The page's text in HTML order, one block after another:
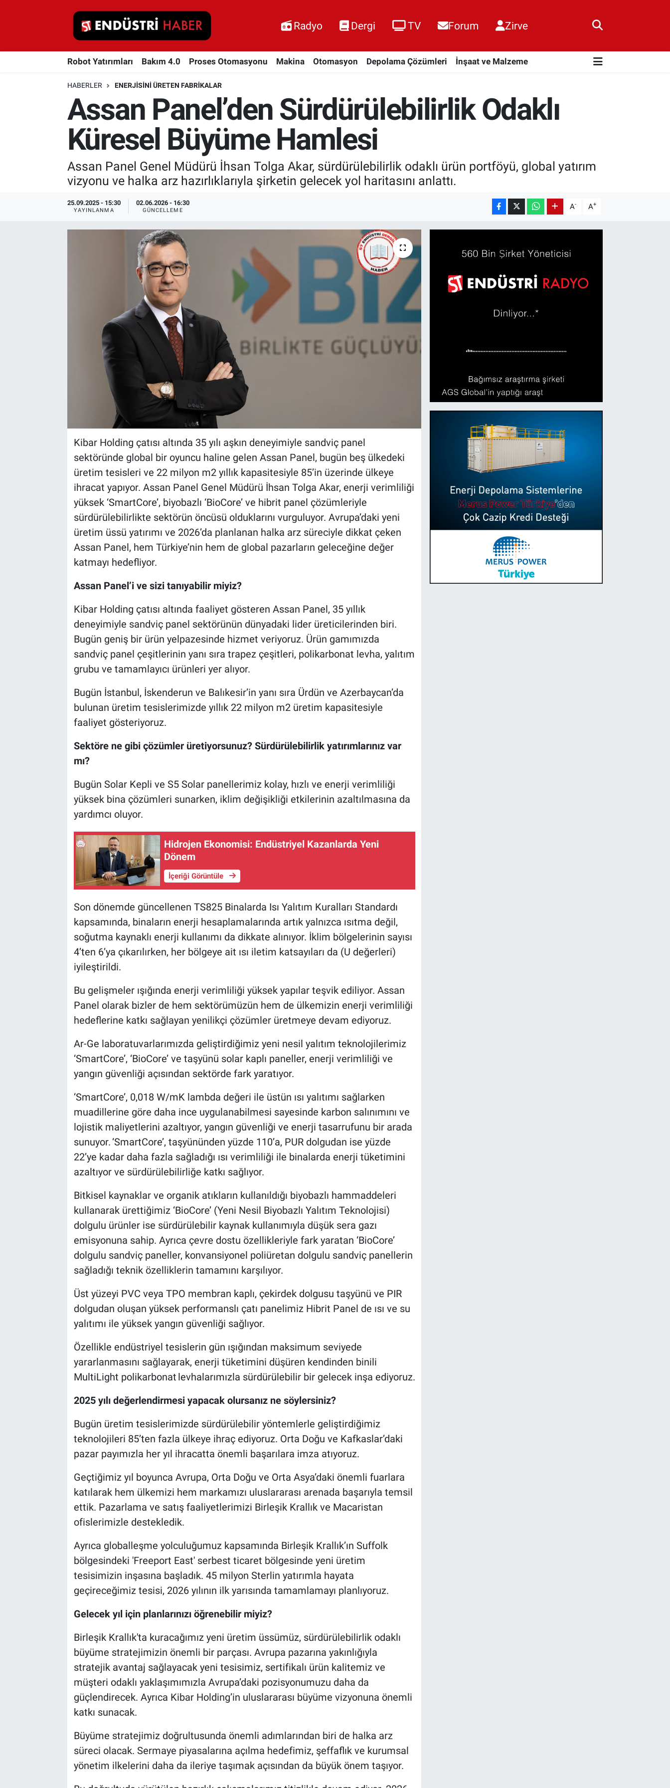
Radyo Dergi TV Forum Zirve
Robot Yatırımları Bakım 4.0 Proses Otomasyonu Makina Otomasyon Depolama Çözümleri İnşaat ve Malzeme
HABERLER ENERJISINI ÜRETEN FABRIKALAR
Assan Panel’den Sürdürülebilirlik Odaklı
Küresel Büyüme Hamlesi
Assan Panel Genel Müdürü İhsan Tolga Akar, sürdürülebilirlik odaklı ürün portföyü, global yatırım
vizyonu ve halka arz hazırlıklarıyla şirketin gelecek yol haritasını anlattı.
25.09.2025 - 15:30
YAYINLANMA
02.06.2026 - 16:30
GÜNCELLEME A- A+
Kibar Holding çatısı altında 35 yılı aşkın deneyimiyle sandviç panel
sektöründe global bir oyuncu haline gelen Assan Panel, bugün beş ülkedeki
üretim tesisleri ve 22 milyon m2 yıllık kapasitesiyle 85’in üzerinde ülkeye
ihracat yapıyor. Assan Panel Genel Müdürü İhsan Tolga Akar, enerji verimliliği
yüksek ‘SmartCore’, biyobazlı ‘BioCore’ ve hibrit panel çözümleriyle
sürdürülebilirlikte sektörün öncüsü olduklarını vurguluyor. Avrupa’daki yeni
üretim üssü yatırımı ve 2026’da planlanan halka arz süreciyle dikkat çeken
Assan Panel, hem Türkiye’nin hem de global pazarların geleceğine değer
katmayı hedefliyor.
Assan Panel’i ve sizi tanıyabilir miyiz?
Kibar Holding çatısı altında faaliyet gösteren Assan Panel, 35 yıllık
deneyimiyle sandviç panel sektörünün dünyadaki lider üreticilerinden biri.
Bugün geniş bir ürün yelpazesinde hizmet veriyoruz. Ürün gamımızda
sandviç panel çeşitlerinin yanı sıra trapez çeşitleri, polikarbonat levha, yalıtım
grubu ve tamamlayıcı ürünleri yer alıyor.
Bugün İstanbul, İskenderun ve Balıkesir’in yanı sıra Ürdün ve Azerbaycan’da
bulunan üretim tesislerimizde yıllık 22 milyon m2 üretim kapasitesiyle
faaliyet gösteriyoruz.
Sektöre ne gibi çözümler üretiyorsunuz? Sürdürülebilirlik yatırımlarınız var
mı?
Bugün Solar Kepli ve S5 Solar panellerimiz kolay, hızlı ve enerji verimliliği
yüksek bina çözümleri sunarken, iklim değişikliği etkilerinin azaltılmasına da
yardımcı oluyor.
Hidrojen Ekonomisi: Endüstriyel Kazanlarda Yeni
Dönem
İçeriği Görüntüle
Son dönemde güncellenen TS825 Binalarda Isı Yalıtım Kuralları Standardı
kapsamında, binaların enerji hesaplamalarında artık yalnızca ısıtma değil,
soğutma kaynaklı enerji kullanımı da dikkate alınıyor. İklim bölgelerinin sayısı
4’ten 6’ya çıkarılırken, her bölgeye ait ısı iletim katsayıları da (U değerleri)
iyileştirildi.
Bu gelişmeler ışığında enerji verimliliği yüksek yapılar teşvik ediliyor. Assan
Panel olarak bizler de hem sektörümüzün hem de ülkemizin enerji verimliliği
hedeflerine katkı sağlayan yenilikçi çözümler üretmeye devam ediyoruz.
Ar-Ge laboratuvarlarımızda geliştirdiğimiz yeni nesil yalıtım teknolojilerimiz
‘SmartCore’, ‘BioCore’ ve taşyünü solar kaplı paneller, enerji verimliliği ve
yangın güvenliği açısından sektörde fark yaratıyor.
‘SmartCore’, 0,018 W/mK lambda değeri ile üstün ısı yalıtımı sağlarken
muadillerine göre daha ince uygulanabilmesi sayesinde karbon salınımını ve
lojistik maliyetlerini azaltıyor, yangın güvenliği ve enerji tasarrufunu bir arada
sunuyor. ‘SmartCore’, taşyününden yüzde 110’a, PUR dolgudan ise yüzde
22’ye kadar daha fazla sağladığı ısı verimliliği ile binalarda enerji tüketimini
azaltıyor ve sürdürülebilirliğe katkı sağlıyor.
Bitkisel kaynaklar ve organik atıkların kullanıldığı biyobazlı hammaddeleri
kullanarak ürettiğimiz ‘BioCore’ (Yeni Nesil Biyobazlı Yalıtım Teknolojisi)
dolgulu ürünler ise sürdürülebilir kaynak kullanımıyla düşük sera gazı
emisyonuna sahip. Ayrıca çevre dostu özellikleriyle fark yaratan ‘BioCore’
dolgulu sandviç paneller, konvansiyonel poliüretan dolgulu sandviç panellerin
sağladığı teknik özelliklerin tamamını karşılıyor.
Üst yüzeyi PVC veya TPO membran kaplı, çekirdek dolgusu taşyünü ve PIR
dolgudan oluşan yüksek performanslı çatı panelimiz Hibrit Panel de ısı ve su
yalıtımı ile yüksek yangın güvenliği sağlıyor.
Özellikle endüstriyel tesislerin gün ışığından maksimum seviyede
yararlanmasını sağlayarak, enerji tüketimini düşüren kendinden binili
MultiLight polikarbonat levhalarımızla sürdürülebilir bir gelecek inşa ediyoruz.
2025 yılı değerlendirmesi yapacak olursanız ne söylersiniz?
Bugün üretim tesislerimizde sürdürülebilir yöntemlerle geliştirdiğimiz
teknolojileri 85’ten fazla ülkeye ihraç ediyoruz. Orta Doğu ve Kafkaslar’daki
pazar payımızla her yıl ihracatta önemli başarılara imza atıyoruz.
Geçtiğimiz yıl boyunca Avrupa, Orta Doğu ve Orta Asya’daki önemli fuarlara
katılarak hem ülkemizi hem markamızı uluslararası arenada başarıyla temsil
ettik. Pazarlama ve satış faaliyetlerimizi Birleşik Krallık ve Macaristan
ofislerimizle destekledik.
Ayrıca globalleşme yolculuğumuz kapsamında Birleşik Krallık’ın Suffolk
bölgesindeki 'Freeport East' serbest ticaret bölgesinde yeni üretim
tesisimizin inşasına başladık. 45 milyon Sterlin yatırımla hayata
geçireceğimiz tesisi, 2026 yılının ilk yarısında tamamlamayı planlıyoruz.
Gelecek yıl için planlarınızı öğrenebilir miyiz?
Birleşik Krallık'ta kuracağımız yeni üretim üssümüz, sürdürülebilirlik odaklı
büyüme stratejimizin önemli bir parçası. Avrupa pazarına yakınlığıyla
stratejik avantaj sağlayacak yeni tesisimiz, sertifikalı ürün kalitemiz ve
müşteri odaklı yaklaşımımızla Avrupa’daki pozisyonumuzu daha da
güçlendirecek. Ayrıca Kibar Holding’in uluslararası büyüme vizyonuna önemli
katkı sunacak.
Büyüme stratejimiz doğrultusunda önemli adımlarından biri de halka arz
süreci olacak. Sermaye piyasalarına açılma hedefimiz, şeffaflık ve kurumsal
yönetim ilkelerini daha da ileriye taşımak açısından da büyük önem taşıyor.
Robot Yatırımları
Proses Otomasyonu
Otomasyon
Depolama Çözümleri
İnşaat ve Malzeme
Ağır Sanayi Çözümleri